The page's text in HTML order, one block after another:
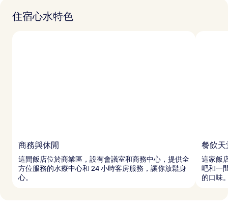
住宿心水特色
商務與休閒
這間飯店位於商業區，設有會議室和商務中心，提供全
方位服務的水療中心和 24 小時客房服務，讓你放鬆身
心。
餐飲天
這家飯
吧和一
的口味